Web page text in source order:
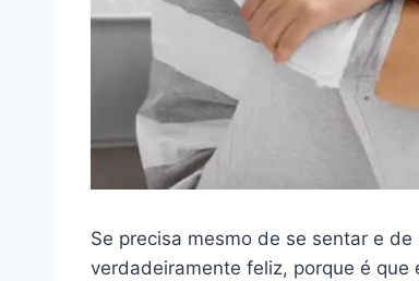
Se precisa mesmo de se sentar e
verdadeiramente feliz, porque é que